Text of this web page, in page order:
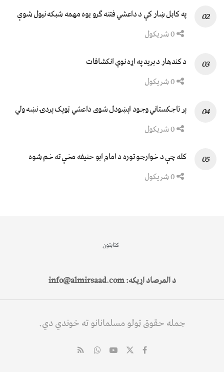
په کابل ښار کې د داعشي فتنه ګرو يوه مهمه شبکه نيول شوې
د کندهار د برید په اړه نوي انکشافات
پر تاجکستاني وجود اېښودل شوی داعشي ټوپک پردۍ نښه ولي
کله چې د خوارجو توره د امام ابو حنیفه مخې ته خم شوه
کتابتون
د المرصاد اړیکه: info@almirsaad.com
جمله حقوق ټولو مسلمانانو ته خوندي دي.